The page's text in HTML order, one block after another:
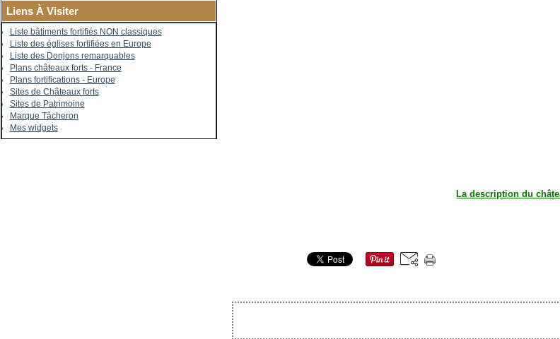
Liens À Visiter
Liste bâtiments fortifiés NON classiques
Liste des églises fortifiées en Europe
Liste des Donjons remarquables
Plans châteaux forts - France
Plans fortifications - Europe
Sites de Châteaux forts
Sites de Patrimoine
Marque Tâcheron
Mes widgets
La description du